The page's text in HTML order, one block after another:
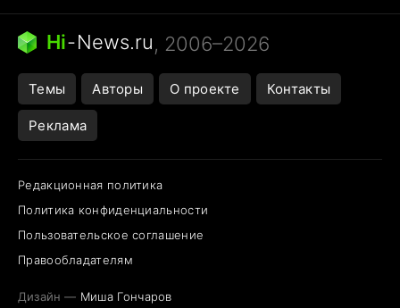
Бензин 100 vs 95
Тунцы в океанариуме
Следующая пандемия
Hi-News.ru, 2006–2026
Темы Авторы О проекте Контакты
Реклама
Редакционная политика
Политика конфиденциальности
Пользовательское соглашение
Правообладателям
Дизайн — Миша Гончаров